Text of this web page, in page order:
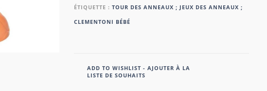
ÉTIQUETTE : TOUR DES ANNEAUX ; JEUX DES ANNEAUX ;
CLEMENTONI BÉBÉ
ADD TO WISHLIST - AJOUTER À LA
LISTE DE SOUHAITS